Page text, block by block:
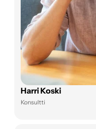
Harri Koski
Konsultti